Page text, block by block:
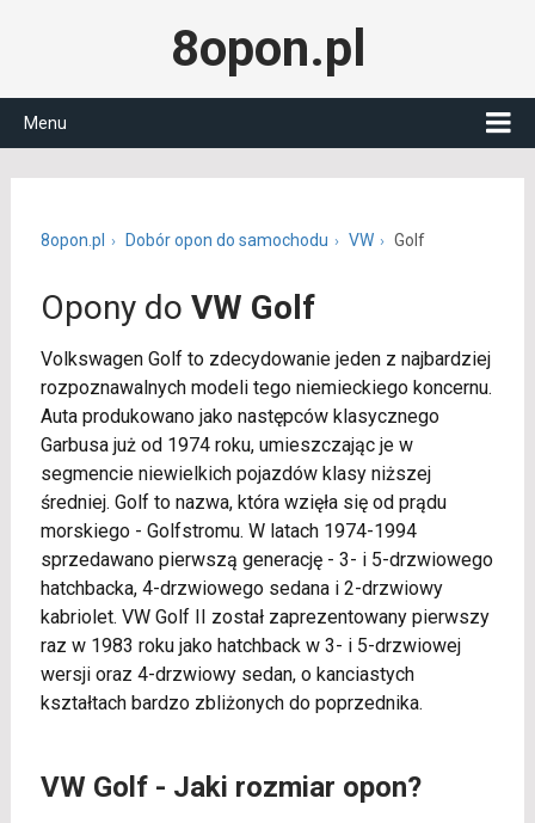
8opon.pl
Menu
8opon.pl Dobór opon do samochodu VW Golf
Opony do VW Golf
Volkswagen Golf to zdecydowanie jeden z najbardziej
rozpoznawalnych modeli tego niemieckiego koncernu.
Auta produkowano jako następców klasycznego
Garbusa już od 1974 roku, umieszczając je w
segmencie niewielkich pojazdów klasy niższej
średniej. Golf to nazwa, która wzięła się od prądu
morskiego - Golfstromu. W latach 1974-1994
sprzedawano pierwszą generację - 3- i 5-drzwiowego
hatchbacka, 4-drzwiowego sedana i 2-drzwiowy
kabriolet. VW Golf II został zaprezentowany pierwszy
raz w 1983 roku jako hatchback w 3- i 5-drzwiowej
wersji oraz 4-drzwiowy sedan, o kanciastych
kształtach bardzo zbliżonych do poprzednika.
VW Golf - Jaki rozmiar opon?